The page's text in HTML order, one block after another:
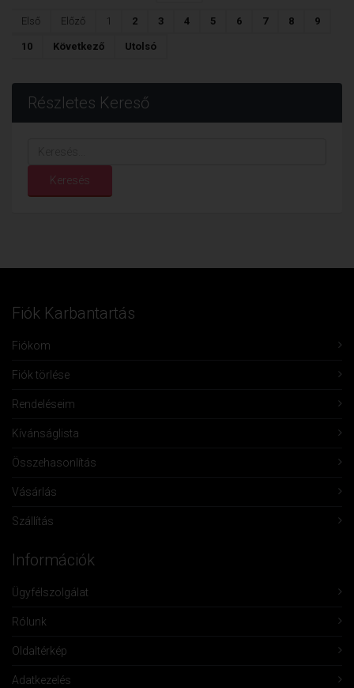
Első Előző 1 2 3 4 5 6 7 8 9
10 Következő Utolsó
Részletes Kereső
Keresés
Fiók Karbantartás
Fiókom
Fiók törlése
Rendeléseim
Kívánságlista
Összehasonlítás
Vásárlás
Szállítás
Információk
Ügyfélszolgálat
Rólunk
Oldaltérkép
Adatkezelés